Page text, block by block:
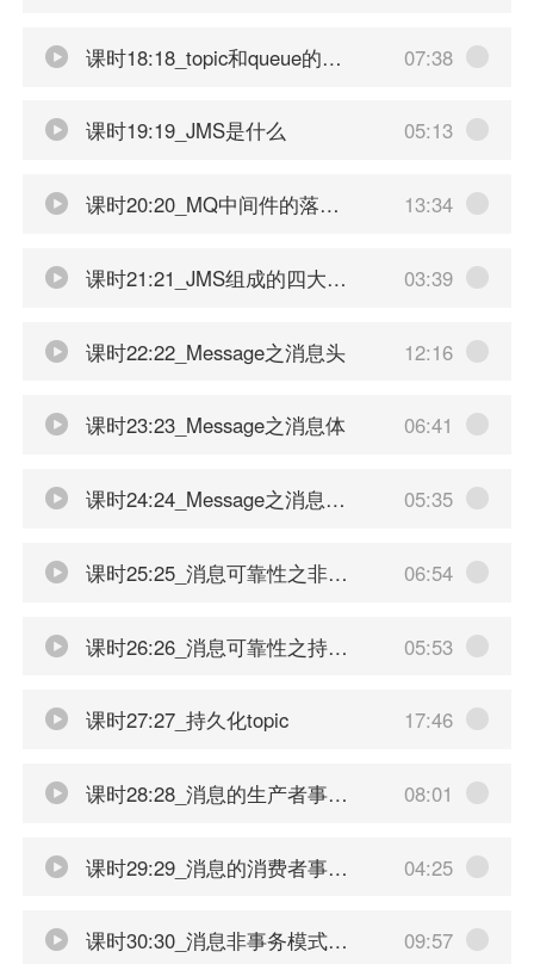
课时18:18_topic和queue的对比总结 07:38
课时19:19_JMS是什么 05:13
课时20:20_MQ中间件的落地产品 13:34
课时21:21_JMS组成的四大元素 03:39
课时22:22_Message之消息头 12:16
课时23:23_Message之消息体 06:41
课时24:24_Message之消息属性 05:35
课时25:25_消息可靠性之非持久化 06:54
课时26:26_消息可靠性之持久化和默认策略 05:53
课时27:27_持久化topic 17:46
课时28:28_消息的生产者事务介绍 08:01
课时29:29_消息的消费者事务介绍 04:25
课时30:30_消息非事务模式下消费者签收介绍 09:57